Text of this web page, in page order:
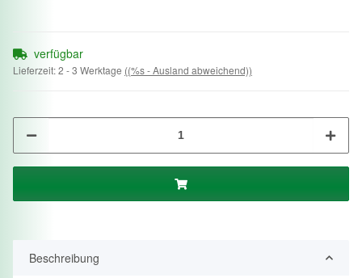
verfügbar
Lieferzeit:2 - 3 Werktage ((%s - Ausland abweichend))
Beschreibung